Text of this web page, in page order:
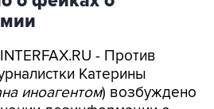
- Против
иноагентом ) возбуждено
дезинформации о
Вооруженных сил, ее